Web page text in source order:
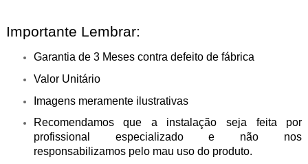
Importante Lembrar:
Garantia de 3 Meses contra defeito de fábrica
Valor Unitário
Imagens meramente ilustrativas
Recomendamos que a instalação seja feita por
profissional especializado e não nos
responsabilizamos pelo mau uso do produto.